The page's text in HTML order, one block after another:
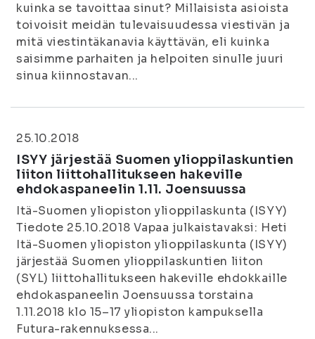
kuinka se tavoittaa sinut? Millaisista asioista
toivoisit meidän tulevaisuudessa viestivän ja
mitä viestintäkanavia käyttävän, eli kuinka
saisimme parhaiten ja helpoiten sinulle juuri
sinua kiinnostavan...
25.10.2018
ISYY järjestää Suomen ylioppilaskuntien
liiton liittohallitukseen hakeville
ehdokaspaneelin 1.11. Joensuussa
Itä-Suomen yliopiston ylioppilaskunta (ISYY)
Tiedote 25.10.2018 Vapaa julkaistavaksi: Heti
Itä-Suomen yliopiston ylioppilaskunta (ISYY)
järjestää Suomen ylioppilaskuntien liiton
(SYL) liittohallitukseen hakeville ehdokkaille
ehdokaspaneelin Joensuussa torstaina
1.11.2018 klo 15–17 yliopiston kampuksella
Futura-rakennuksessa...